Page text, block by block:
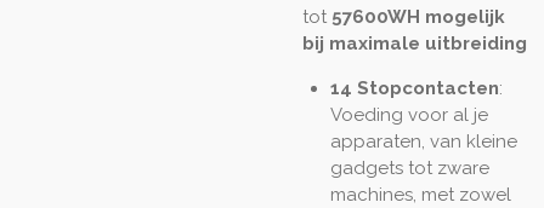
tot 57600WH mogelijk
bij maximale uitbreiding
14 Stopcontacten:
Voeding voor al je
apparaten, van kleine
gadgets tot zware
machines, met zowel